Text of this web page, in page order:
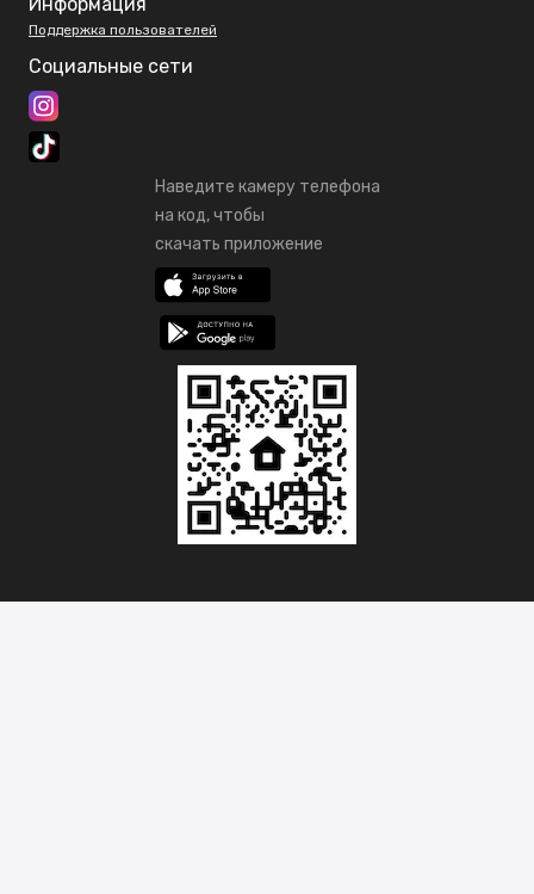
Информация
Поддержка пользователей
Социальные сети
Наведите камеру телефона
на код, чтобы
скачать приложение